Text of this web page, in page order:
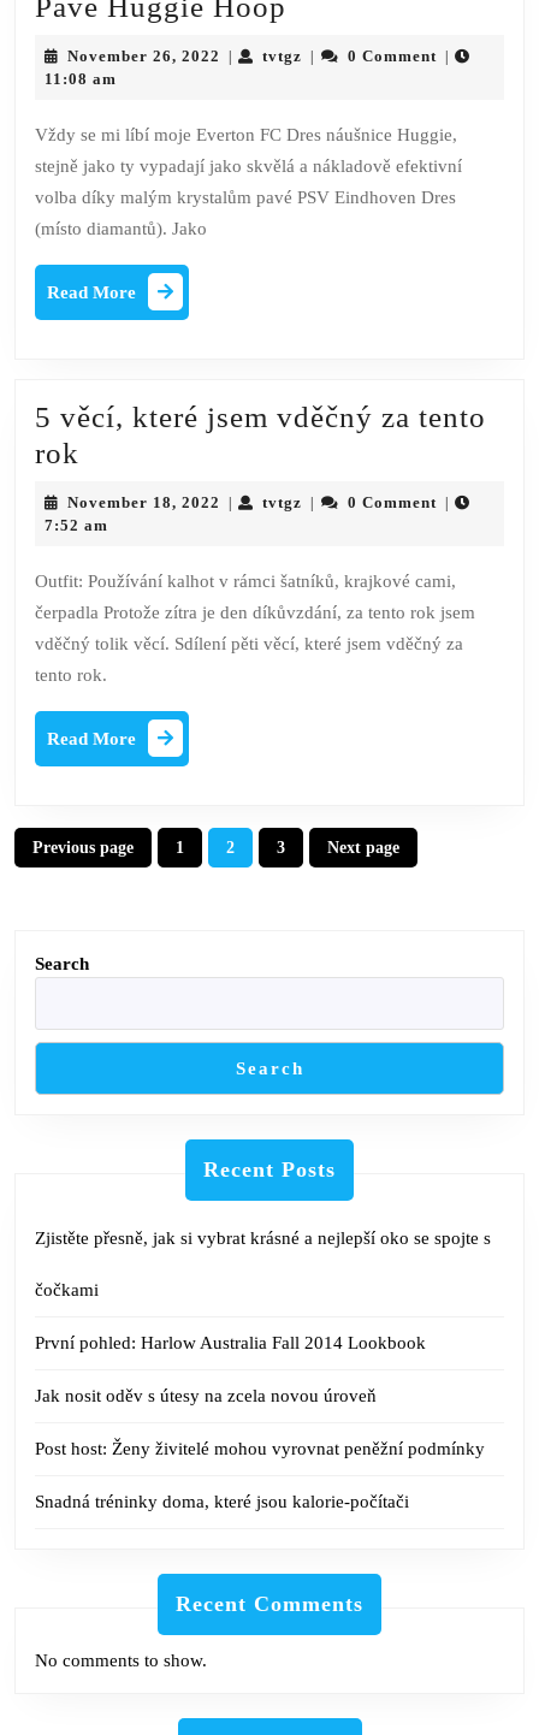
Pavé Huggie Hoop
Little
Pavé
November 26, 2022 November
tvtgz tvtgz 0 Comment
11:08 am
Vždy se mi líbí moje Everton FC Dres náušnice Huggie,
stejně jako ty vypadají jako skvělá a nákladově efektivní
volba díky malým krystalům pavé PSV Eindhoven Dres
(místo diamantů). Jako
Read More
More
5 věcí, které jsem vděčný za tento
rok
které
vděčný
za
tento
rok
November 18, 2022 November
tvtgz tvtgz 0 Comment
7:52 am
Outfit: Používání kalhot v rámci šatníků, krajkové cami,
čerpadla Protože zítra je den díkůvzdání, za tento rok jsem
vděčný tolik věcí. Sdílení pěti věcí, které jsem vděčný za
tento rok.
Read More
More
Posts
navigation
Previous page
Page
1
Page
2
Page
3 Next page
Search
Search
Recent Posts
Zjistěte přesně, jak si vybrat krásné a nejlepší oko se spojte s
čočkami
První pohled: Harlow Australia Fall 2014 Lookbook
Jak nosit oděv s útesy na zcela novou úroveň
Post host: Ženy živitelé mohou vyrovnat peněžní podmínky
Snadná tréninky doma, které jsou kalorie-počítači
Recent Comments
No comments to show.